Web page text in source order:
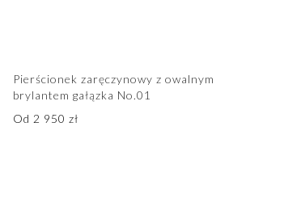
Pierścionek zaręczynowy z owalnym
brylantem gałązka No.01
Od 2 950 zł